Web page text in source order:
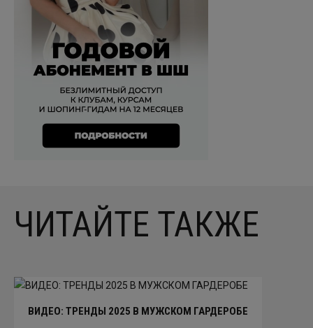
ЧИТАЙТЕ ТАКЖЕ
ВИДЕО: ТРЕНДЫ 2025 В МУЖСКОМ ГАРДЕРОБЕ